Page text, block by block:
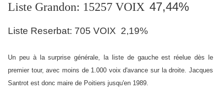
Liste Grandon: 15257 VOIX 47,44%
Liste Reserbat: 705 VOIX 2,19%
Un peu à la surprise générale, la liste de gauche est réelue dès le
premier tour, avec moins de 1.000 voix d'avance sur la droite. Jacques
Santrot est donc maire de Poitiers jusqu'en 1989.